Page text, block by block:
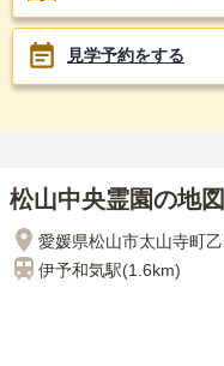
見学予約をする
松山中央霊園の地
愛媛県松山市太山寺町
伊予和気駅(1.6km)